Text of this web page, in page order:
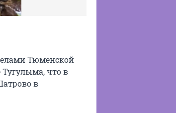
Тюменской
Тугулыма, что в
в